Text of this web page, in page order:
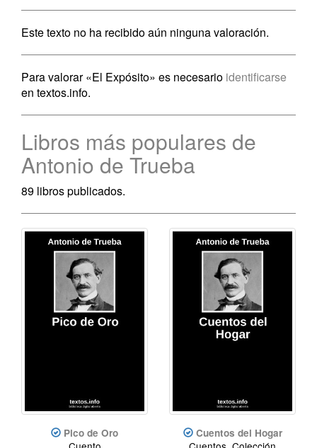
Este texto no ha recibido aún ninguna valoración.
Para valorar «El Expósito» es necesario identificarse
en textos.info.
Libros más populares de
Antonio de Trueba
89 libros publicados.
Pico de Oro Cuentos del Hogar